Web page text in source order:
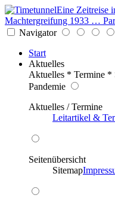
Eine Zeitreise
Machtergreifung 1933 …
Navigator
Start
Aktuelles
Aktuelles * Termine *
Pandemie
Aktuelles / Termine
Leitartikel &
Seitenübersicht
Sitemap